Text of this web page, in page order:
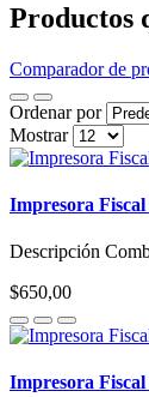
Productos
Comparador de
Ordenar por
Mostrar
Impresora
Descripción
$650,00
Impresora